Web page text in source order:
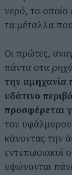
νερό, το οποίο
τα μέταλλα που
Οι πρώτες,
πάντα στα
την αμηχανία
υδάτινο
προσφέρεται
του υφάλμυρου
κάνοντας την
εντυπωσιακοί
υψώνονται